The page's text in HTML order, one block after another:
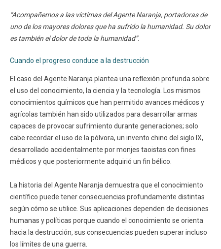
“Acompañemos a las víctimas del Agente Naranja, portadoras de
uno de los mayores dolores que ha sufrido la humanidad. Su dolor
es también el dolor de toda la humanidad”.
Cuando el progreso conduce a la destrucción
El caso del Agente Naranja plantea una reflexión profunda sobre
el uso del conocimiento, la ciencia y la tecnología. Los mismos
conocimientos químicos que han permitido avances médicos y
agrícolas también han sido utilizados para desarrollar armas
capaces de provocar sufrimiento durante generaciones; solo
cabe recordar el uso de la pólvora, un invento chino del siglo IX,
desarrollado accidentalmente por monjes taoistas con fines
médicos y que posteriormente adquirió un fin bélico.
La historia del Agente Naranja demuestra que el conocimiento
científico puede tener consecuencias profundamente distintas
según cómo se utilice. Sus aplicaciones dependen de decisiones
humanas y políticas porque cuando el conocimiento se orienta
hacia la destrucción, sus consecuencias pueden superar incluso
los límites de una guerra.